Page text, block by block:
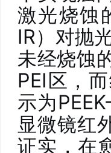
激光烧蚀
IR）对抛
未经烧蚀
PEI区，
示为
显微镜红
证实，在